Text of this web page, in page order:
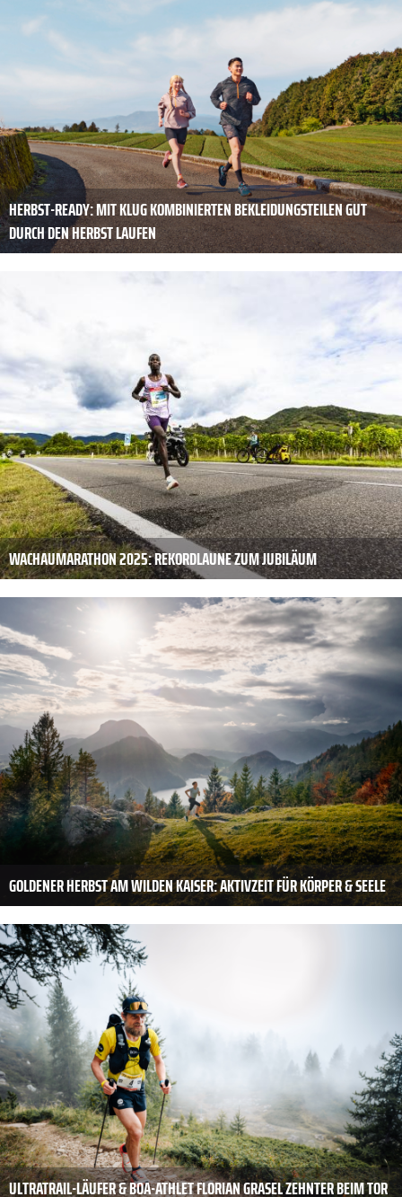
HERBST-READY: MIT KLUG KOMBINIERTEN ­BEKLEIDUNGSTEILEN GUT
DURCH DEN HERBST LAUFEN
WACHAUMARATHON 2025: REKORDLAUNE ZUM JUBILÄUM
GOLDENER HERBST AM WILDEN KAISER: AKTIVZEIT FÜR KÖRPER & SEELE
ULTRATRAIL-LÄUFER & BOA-ATHLET FLORIAN GRASEL ZEHNTER BEIM TOR